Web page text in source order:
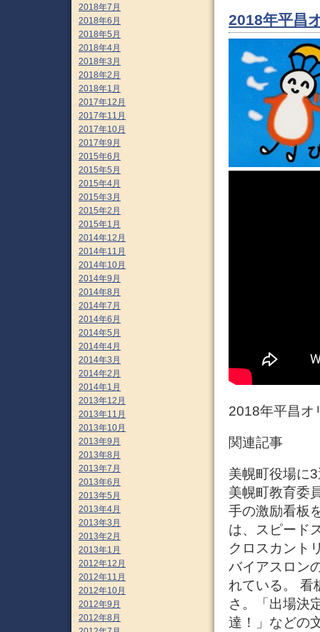
2018年平昌
2018年平昌オ
関連記事
美幌町役場に
美幌町教育委
手の激励看板
は、スピード
クロスカント
バイアスロン
れている。 看
さ。「出場決
達！」などの
2018年7月
2018年6月
2018年5月
2018年4月
2018年3月
2018年2月
2018年1月
2017年12月
2017年11月
2017年10月
2017年9月
2015年6月
2015年5月
2015年4月
2015年3月
2015年2月
2015年1月
2014年12月
2014年11月
2014年10月
2014年9月
2014年8月
2014年7月
2014年6月
2014年5月
2014年4月
2014年3月
2014年2月
2014年1月
2013年12月
2013年11月
2013年10月
2013年9月
2013年8月
2013年7月
2013年6月
2013年5月
2013年4月
2013年3月
2013年2月
2013年1月
2012年12月
2012年11月
2012年10月
2012年9月
2012年8月